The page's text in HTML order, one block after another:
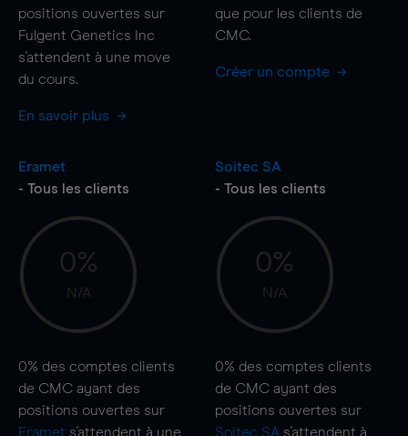
positions ouvertes sur
Fulgent Genetics Inc
s'attendent à une move
du cours.
En savoir plus
que pour les clients de
CMC.
Créer un compte
Eramet
- Tous les clients
0%
N/A
0% des comptes clients
de CMC ayant des
positions ouvertes sur
Eramet s'attendent à une
Soitec SA
- Tous les clients
0%
N/A
0% des comptes clients
de CMC ayant des
positions ouvertes sur
Soitec SA s'attendent à